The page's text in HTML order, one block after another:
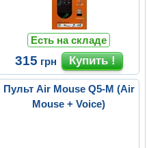
Есть на складе
315 грн
Пульт Air Mouse Q5-M (Air
Mouse + Voice)